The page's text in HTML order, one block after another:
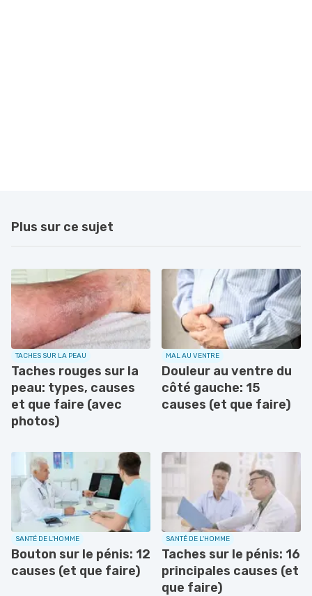
Plus sur ce sujet
TACHES SUR LA PEAU
Taches rouges sur la
peau: types, causes
et que faire (avec
photos)
MAL AU VENTRE
Douleur au ventre du
côté gauche: 15
causes (et que faire)
SANTÉ DE L'HOMME
Bouton sur le pénis: 12
causes (et que faire)
SANTÉ DE L'HOMME
Taches sur le pénis: 16
principales causes (et
que faire)